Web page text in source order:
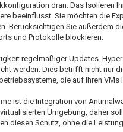
dran. Das Isolieren
beeinflusst. Sie möchten die
Berücksichtigen Sie außerdem
und Protokolle blockieren.
regelmäßiger Updates.
werden. Dies betrifft nicht nur
die auf Ihren
ist die Integration von
Umgebung, daher
diesen Schutz, ohne die